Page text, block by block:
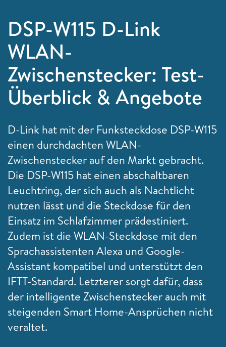
DSP-W115 D-Link
WLAN-
Zwischenstecker: Test-
Überblick & Angebote
D-Link hat mit der Funksteckdose DSP-W115
einen durchdachten WLAN-
Zwischenstecker auf den Markt gebracht.
Die DSP-W115 hat einen abschaltbaren
Leuchtring, der sich auch als Nachtlicht
nutzen lässt und die Steckdose für den
Einsatz im Schlafzimmer prädestiniert.
Zudem ist die WLAN-Steckdose mit den
Sprachassistenten Alexa und Google-
Assistant kompatibel und unterstützt den
IFTT-Standard. Letzterer sorgt dafür, dass
der intelligente Zwischenstecker auch mit
steigenden Smart Home-Ansprüchen nicht
veraltet.